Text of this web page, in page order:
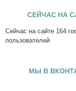
СЕЙЧАС НА
Сейчас на сайте 164
пользователей
МЫ В